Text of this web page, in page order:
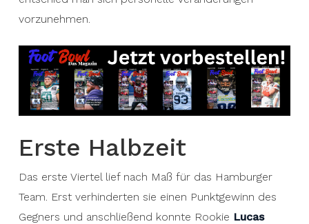
vorzunehmen.
Erste Halbzeit
Das erste Viertel lief nach Maß für das Hamburger
Team. Erst verhinderten sie einen Punktgewinn des
Gegners und anschließend konnte Rookie Lucas